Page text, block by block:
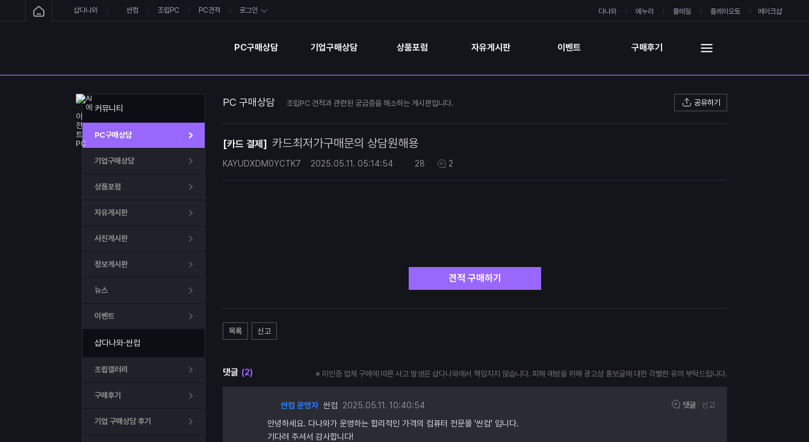
샵다나와 싼컴 조립PC PC견적 로그인 다나와 에누리 몰테일 플레이오토 메이크샵
PC구매상담 기업구매상담 상품포럼 자유게시판 이벤트 구매후기
커뮤니티
PC구매상담
기업구매상담
상품포럼
자유게시판
사진게시판
정보게시판
뉴스
이벤트
샵다나와·싼컴
조립갤러리
구매후기
기업 구매상담 후기
PC 구매상담 조립PC 견적과 관련된 궁금증을 해소하는 게시판입니다. 공유하기
[카드 결제] 카드최저가구매문의 상담원해용
KAYUDXDM0YCTK7 2025.05.11. 05:14:54 28 2
견적 구매하기
목록 신고
댓글 (2) ※ 미인증 업체 구매에 따른 사고 발생은 샵다나와에서 책임지지 않습니다. 피해 예방을 위해 광고성 홍보글에 대한 각별한 유의 부탁드립니다.
싼컴 운영자 싼컴 2025.05.11. 10:40:54 댓글 신고
안녕하세요. 다나와가 운영하는 합리적인 가격의 컴퓨터 전문몰 '싼컴' 입니다.
기다려 주셔서 감사합니다!